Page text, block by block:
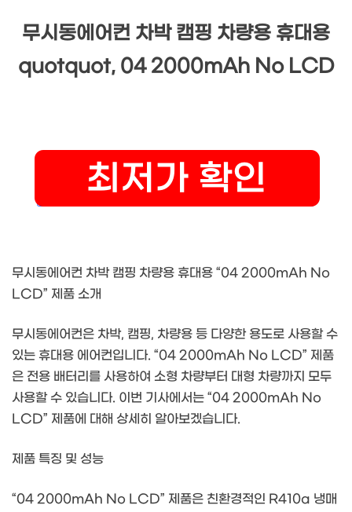
무시동에어컨 차박 캠핑 차량용 휴대용
quotquot, 04 2000mAh No LCD
무시동에어컨 차박 캠핑 차량용 휴대용 “04 2000mAh No
LCD” 제품 소개
무시동에어컨은 차박, 캠핑, 차량용 등 다양한 용도로 사용할 수
있는 휴대용 에어컨입니다. “04 2000mAh No LCD” 제품
은 전용 배터리를 사용하여 소형 차량부터 대형 차량까지 모두
사용할 수 있습니다. 이번 기사에서는 “04 2000mAh No
LCD” 제품에 대해 상세히 알아보겠습니다.
제품 특징 및 성능
“04 2000mAh No LCD” 제품은 친환경적인 R410a 냉매